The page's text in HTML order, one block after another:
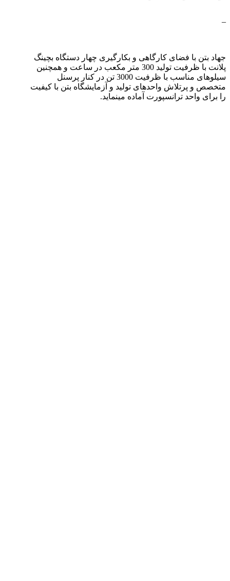
جهاد بتن با فضای کارگاهی و بکارگیری چهار دستگاه بچینگ
پلانت با ظرفیت تولید 300 متر مکعب در ساعت و همچنین
سیلوهای مناسب با ظرفیت 3000 تن در کنار پرسنل
متخصص و پرتلاش واحدهای تولید و آزمایشگاه بتن با کیفیت
را برای واحد ترانسپورت آماده مینماید.